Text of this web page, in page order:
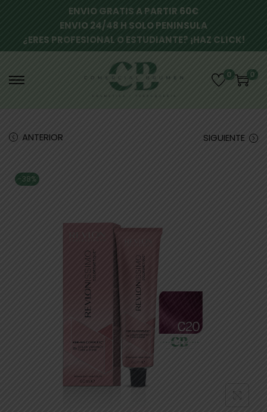
ENVIO GRATIS A PARTIR 60€
ENVIO 24/48 H SOLO PENINSULA
¿ERES PROFESIONAL O ESTUDIANTE? ¡HAZ CLICK!
0 0
ANTERIOR SIGUIENTE
-38%